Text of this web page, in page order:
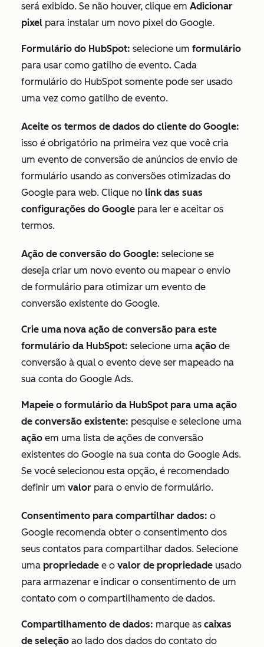
será exibido. Se não houver, clique em Adicionar
pixel para instalar um novo pixel do Google.
Formulário do HubSpot: selecione um formulário
para usar como gatilho de evento. Cada
formulário do HubSpot somente pode ser usado
uma vez como gatilho de evento.
Aceite os termos de dados do cliente do Google:
isso é obrigatório na primeira vez que você cria
um evento de conversão de anúncios de envio de
formulário usando as conversões otimizadas do
Google para web. Clique no link das suas
configurações do Google para ler e aceitar os
termos.
Ação de conversão do Google: selecione se
deseja criar um novo evento ou mapear o envio
de formulário para otimizar um evento de
conversão existente do Google.
Crie uma nova ação de conversão para este
formulário da HubSpot: selecione uma ação de
conversão à qual o evento deve ser mapeado na
sua conta do Google Ads.
Mapeie o formulário da HubSpot para uma ação
de conversão existente: pesquise e selecione uma
ação em uma lista de ações de conversão
existentes do Google na sua conta do Google Ads.
Se você selecionou esta opção, é recomendado
definir um valor para o envio de formulário.
Consentimento para compartilhar dados: o
Google recomenda obter o consentimento dos
seus contatos para compartilhar dados. Selecione
uma propriedade e o valor de propriedade usado
para armazenar e indicar o consentimento de um
contato com o compartilhamento de dados.
Compartilhamento de dados: marque as caixas
de seleção ao lado dos dados do contato do